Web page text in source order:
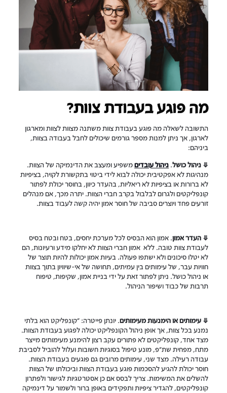
מה פוגע בעבודת צוות?
התשובה לשאלה מה פוגע בעבודת צוות משתנה מצוות לצוות ומארגון
לארגון, אך ניתן למנות מספר גורמים שיכולים לחבל בעבודה בצוות,
ביניהם:
⤋ ניהול כושל. ניהול עובדיםמשפיע ומעצב את הדינמיקה של הצוות.
מנהיגות לא אפקטיבית יכולה לבוא לידי ביטוי בתקשורת לקויה, בציפיות
לא ברורות או בציפיות לא ריאליות, בהעדר כיוון, בחוסר יכולת לפתור
קונפליקטים ולגרום לבלבול בקרב חברי הצוות. יתרה מכך, אם מנהלים
זורעים פחד ויוצרים סביבה של חוסר אמון יהיה קשה לעבוד בצוות.
⤋ העדר אמון. אמון הוא הבסיס לכל מערכת יחסים, בטח ובטח בסיס
לעבודת צוות טובה. ללא אמון חברי הצוות לא יחלקו מידע ורעיונות, הם
לא יטלו סיכונים ולא ישתפו פעולה. בעיות אמון יכולות להיות תוצר של
חוויות עבר, של עימותים בין עמיתים, תחושה של אי-שיוויון בתוך בצוות
או ניהול כושל. ניתן לפתור זאת על ידי בניית אמון, שקיפות, טיפוח
תרבות של כבוד ושיפור הניהול.
⤋ עימותים או הימנעות מעימותים. יונתן פייטרה: "קונפליקט הוא בלתי
נמנע בכל צוות, אך אופן ניהול הקונפליקט יכולה לפגוע בעבודת הצוות.
מצד אחד, קונפליקטים לא פתורים עקב רצון להימנע מעימותים מייצר
מתח, מפחית שת"פ, מונע טיפול בסוגיות חשובות ועלול להוביל לסביבת
עבודה רעילה. מצד שני, עימותים מרובים גם פוגעים בעבודת הצוות.
חוסר יכולת להגיע להסכמות פוגע בעבודת הצוות וביכולתו של הצוות
להשלים את המשימות. צריך לבסס אם כן אסטרטגיות לגישור ולפתרון
קונפליקטים, להגדיר ציפיות ותפקידים באופן ברור ולשמור על דינמיקה